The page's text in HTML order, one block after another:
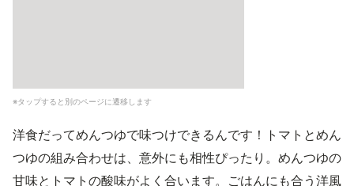
※タップすると別のページに遷移します
洋食だってめんつゆで味つけできるんです！トマトとめん
つゆの組み合わせは、意外にも相性ぴったり。めんつゆの
甘味とトマトの酸味がよく合います。ごはんにも合う洋風